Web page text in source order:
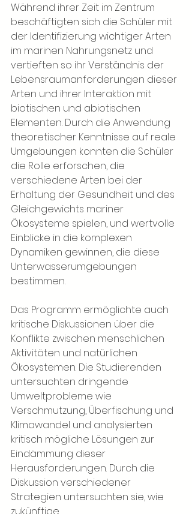
Während ihrer Zeit im Zentrum
beschäftigten sich die Schüler mit
der Identifizierung wichtiger Arten
im marinen Nahrungsnetz und
vertieften so ihr Verständnis der
Lebensraumanforderungen dieser
Arten und ihrer Interaktion mit
biotischen und abiotischen
Elementen. Durch die Anwendung
theoretischer Kenntnisse auf reale
Umgebungen konnten die Schüler
die Rolle erforschen, die
verschiedene Arten bei der
Erhaltung der Gesundheit und des
Gleichgewichts mariner
Ökosysteme spielen, und wertvolle
Einblicke in die komplexen
Dynamiken gewinnen, die diese
Unterwasserumgebungen
bestimmen.
Das Programm ermöglichte auch
kritische Diskussionen über die
Konflikte zwischen menschlichen
Aktivitäten und natürlichen
Ökosystemen. Die Studierenden
untersuchten dringende
Umweltprobleme wie
Verschmutzung, Überfischung und
Klimawandel und analysierten
kritisch mögliche Lösungen zur
Eindämmung dieser
Herausforderungen. Durch die
Diskussion verschiedener
Strategien untersuchten sie, wie